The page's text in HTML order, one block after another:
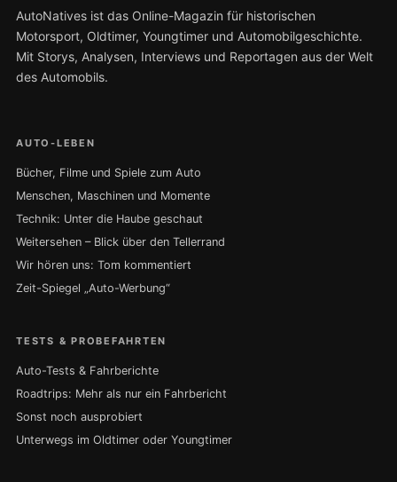
AutoNatives ist das Online-Magazin für historischen
Motorsport, Oldtimer, Youngtimer und Automobilgeschichte.
Mit Storys, Analysen, Interviews und Reportagen aus der Welt
des Automobils.
AUTO-LEBEN
Bücher, Filme und Spiele zum Auto
Menschen, Maschinen und Momente
Technik: Unter die Haube geschaut
Weitersehen – Blick über den Tellerrand
Wir hören uns: Tom kommentiert
Zeit-Spiegel „Auto-Werbung“
TESTS & PROBEFAHRTEN
Auto-Tests & Fahrberichte
Roadtrips: Mehr als nur ein Fahrbericht
Sonst noch ausprobiert
Unterwegs im Oldtimer oder Youngtimer